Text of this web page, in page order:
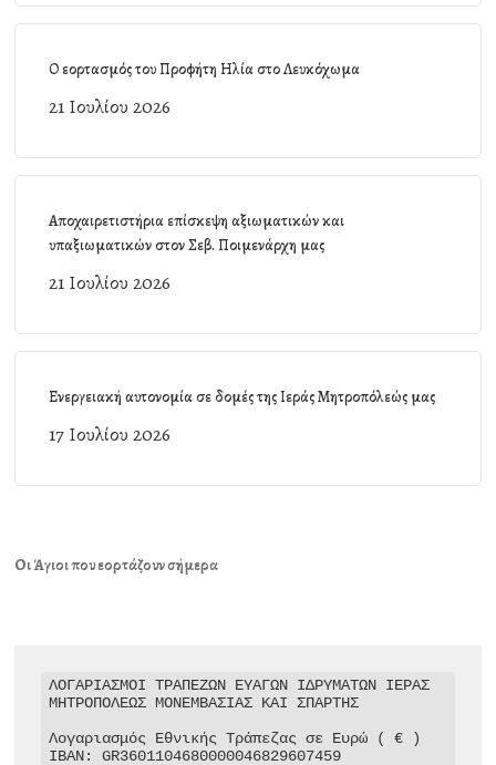
Ο εορτασμός του Προφήτη Ηλία στο Λευκόχωμα
21 Ιουλίου 2026
Αποχαιρετιστήρια επίσκεψη αξιωματικών και
υπαξιωματικών στον Σεβ. Ποιμενάρχη μας
21 Ιουλίου 2026
Ενεργειακή αυτονομία σε δομές της Ιεράς Μητροπόλεώς μας
17 Ιουλίου 2026
Οι Άγιοι που εορτάζουν σήμερα
ΛΟΓΑΡΙΑΣΜΟΙ ΤΡΑΠΕΖΩΝ ΕΥΑΓΩΝ ΙΔΡΥΜΑΤΩΝ ΙΕΡΑΣ
ΜΗΤΡΟΠΟΛΕΩΣ ΜΟΝΕΜΒΑΣΙΑΣ ΚΑΙ ΣΠΑΡΤΗΣ
Λογαριασμός Εθνικής Τράπεζας σε Ευρώ ( € )
IBAN: GR3601104680000046829607459